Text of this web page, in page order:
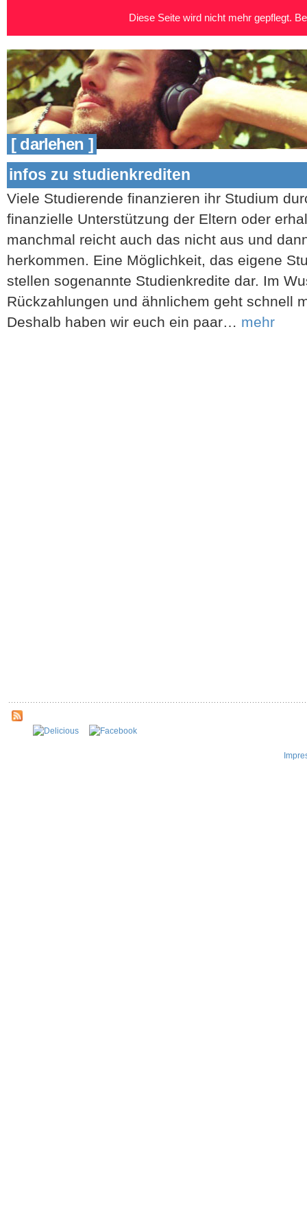
[ darlehen ]
infos zu studienkrediten
Viele Studierende finanzieren ihr Studium
finanzielle Unterstützung der Eltern oder
manchmal reicht auch das nicht aus und
herkommen. Eine Möglichkeit, das eigene
stellen sogenannte Studienkredite dar. Im
Rückzahlungen und ähnlichem geht schnell
Deshalb haben wir euch ein paar… mehr
Diese Seite wird nicht mehr gepflegt.